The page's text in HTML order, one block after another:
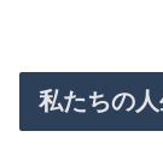
私たちの